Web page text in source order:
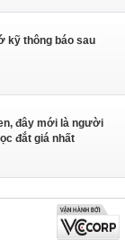
kỹ thông báo sau
đây mới là người
đắt giá nhất